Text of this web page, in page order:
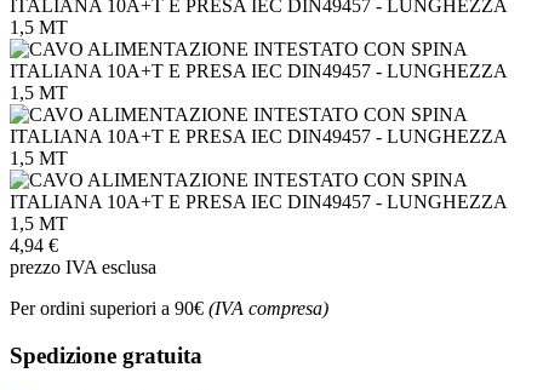
4,94 €
prezzo IVA esclusa
Per ordini superiori a 90€ (IVA compresa)
Spedizione gratuita